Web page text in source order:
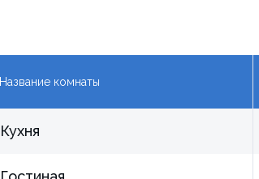
Название комнаты
Кухня